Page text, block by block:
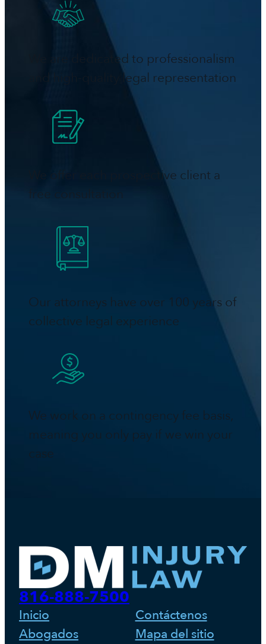
We are dedicated to professionalism
and high-quality legal representation
We offer each prospective client a
free consultation
Our attorneys have over 100 years of
collective legal experience
We work on a contingency fee basis,
meaning you only pay if we win your
case
816-888-7500
Inicio
Abogados
Contáctenos
Mapa del sitio